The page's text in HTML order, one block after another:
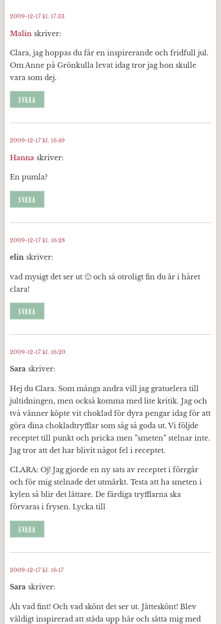
Malin skriver:
2009-12-17 kl. 17:33
Clara, jag hoppas du får en inspirerande och fridfull jul.
Om Anne på Grönkulla levat idag tror jag hon skulle
vara som dej.
SVARA
Hanna skriver:
2009-12-17 kl. 16:49
En pumla?
SVARA
elin skriver:
2009-12-17 kl. 16:28
vad mysigt det ser ut 🙂 och så otroligt fin du är i håret
clara!
SVARA
Sara skriver:
2009-12-17 kl. 16:20
Hej du Clara. Som många andra vill jag gratuelera till
jultidningen, men också komma med lite kritik. Jag och
två vänner köpte vit choklad för dyra pengar idag för att
göra dina chokladtryfflar som såg så goda ut. Vi följde
receptet till punkt och pricka men ”smeten” stelnar inte.
Jag tror att det har blivit något fel i receptet.
CLARA: Oj! Jag gjorde en ny sats av receptet i förrgår
och för mig stelnade det utmärkt. Testa att ha smeten i
kylen så blir det lättare. De färdiga tryfflarna ska
förvaras i frysen. Lycka till
SVARA
Sara skriver:
2009-12-17 kl. 16:17
Åh vad fint! Och vad skönt det ser ut. Jätteskönt! Blev
väldigt inspirerad att städa upp här och sätta mig med